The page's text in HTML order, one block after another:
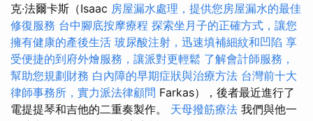
克·法爾卡斯（Isaac 房屋漏水處理，提供您房屋漏水的最佳
修復服務 台中腳底按摩療程 探索坐月子的正確方式，讓您
擁有健康的產後生活 玻尿酸注射，迅速填補細紋和凹陷 享
受便捷的到府外燴服務，讓派對更輕鬆 了解會計師服務，
幫助您規劃財務 白內障的早期症狀與治療方法 台灣前十大
律師事務所，實力派法律顧問 Farkas），後者最近進行了
電提提琴和吉他的二重奏製作。 天母撥筋療法 我們與他一